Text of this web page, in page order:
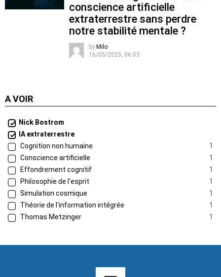
conscience artificielle
extraterrestre sans perdre
notre stabilité mentale ?
by Milo
16/05/2025, 06:03
A VOIR
Nick Bostrom
IA extraterrestre
Cognition non humaine
1
Conscience artificielle
1
Effondrement cognitif
1
Philosophie de l'esprit
1
Simulation cosmique
1
Théorie de l'information intégrée
1
Thomas Metzinger
1